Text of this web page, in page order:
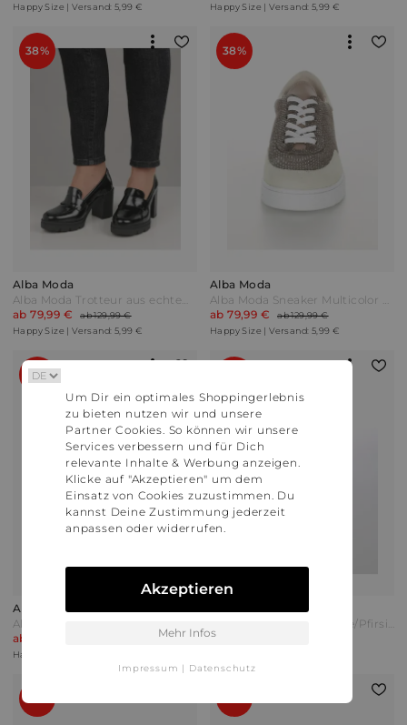
Happy Size | Versand: 5,99 €
Happy Size | Versand: 5,99 €
38%
Alba Moda
ab 79,99 €
ab 129,99 €
Happy Size | Versand: 5,99 €
38%
Alba Moda
ab 79,99 €
ab 129,99 €
Happy Size | Versand: 5,99 €
38%
Alba Moda
ab 79,99 €
Happy Size | Versand: 5,99 €
ab 59,99 €
39%
Um Dir ein optimales Shoppingerlebnis
zu bieten nutzen wir und unsere
Partner Cookies. So können wir unsere
Services verbessern und für Dich
relevante Inhalte & Werbung anzeigen.
Klicke auf "Akzeptieren" um dem
Einsatz von Cookies zuzustimmen. Du
kannst Deine Zustimmung jederzeit
anpassen oder widerrufen.
Akzeptieren
Mehr Infos
Impressum | Datenschutz